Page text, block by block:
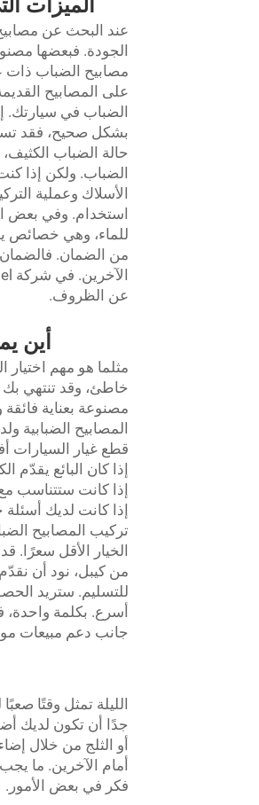
الميزات
عند البحث عن
الجودة. فبعضها
على المصابيح
الضباب في سيارتك.
بشكل صحيح، فقد
حالة الضباب
الضباب. ولكن إذا
الأسلاك وعملية
استخدام. وفي بعض
للماء، وهي خصائص
من الضمان. فالضمان
عن الظروف.
أين
مثلما هو مهم اختيار
خاطئ، وقد تنتهي بك
مصنوعة بعناية
المصابيح الضبابية
قطع غيار السيارات
إذا كان البائع
إذا كانت ستتناسب
إذا كانت لديك
تركيب المصابيح
الخيار الأقل سعرًا.
من كيبل، نود أن
للتسليم. ستريد
أسرع. بكلمة واحدة،
جانب دعم مبيعات
الليلة تمثل وقتًا
جدًا أن تكون لديك
أمام الآخرين. ما
فكر في بعض الأمور.